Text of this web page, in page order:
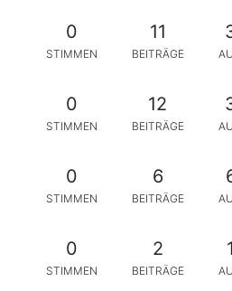
0
STIMMEN
11
BEITRÄGE
0
STIMMEN
12
BEITRÄGE
0
STIMMEN
6
BEITRÄGE
0
STIMMEN
2
BEITRÄGE